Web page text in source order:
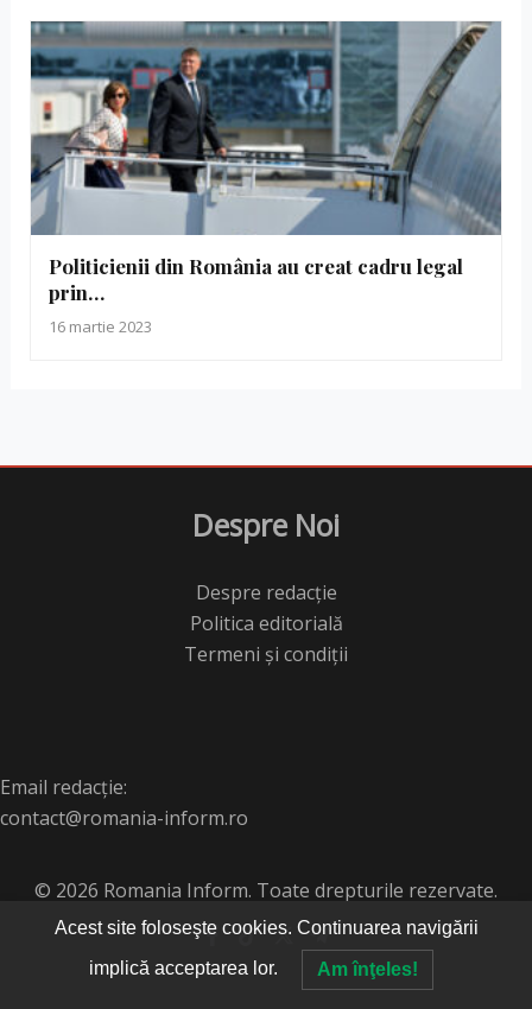
Politicienii din România au creat cadru legal
prin…
16 martie 2023
Despre Noi
Despre redacție
Politica editorială
Termeni și condiții
Email redacție:
contact@romania-inform.ro
© 2026 Romania Inform. Toate drepturile rezervate.
Acest site foloseşte cookies. Continuarea navigării
implică acceptarea lor. Am înţeles!